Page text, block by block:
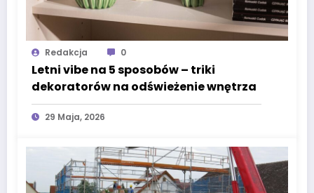
Redakcja 0
Letni vibe na 5 sposobów – triki
dekoratorów na odświeżenie wnętrza
29 Maja, 2026